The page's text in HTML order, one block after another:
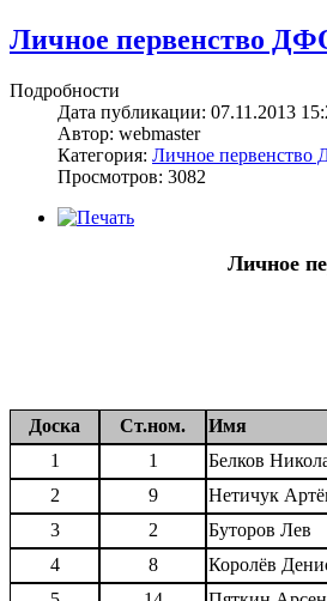
Личное первенство
Подробности
Дата публикации: 07.11.2013
Автор: webmaster
Категория: Личное первенство
Просмотров: 3082
Личное
Доска Ст.ном. Имя
1
1 Белков
2
9 Нетичук
3
2 Буторов Лев
4
8 Королёв